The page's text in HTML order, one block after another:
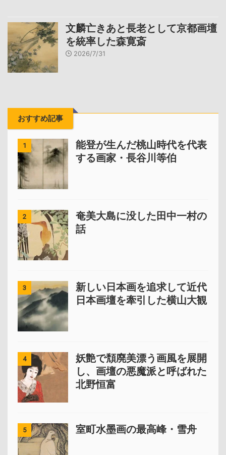
文麟亡きあと長老として京都画壇
を統率した森寛斎
2026/7/31
おすすめ記事
1
能登が生んだ桃山時代を代表
する画家・長谷川等伯
2
奄美大島に没した田中一村の
話
3
新しい日本画を追求して近代
日本画壇を牽引した横山大観
4
妖艶で頽廃美漂う画風を展開
し、画壇の悪魔派と呼ばれた
北野恒富
5 室町水墨画の最高峰・雪舟